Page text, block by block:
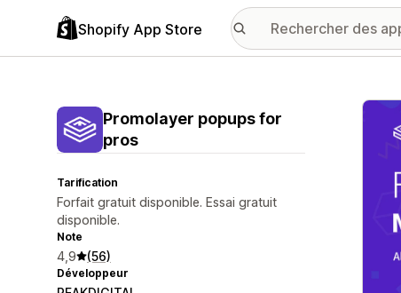
Shopify App Store
Promolayer popups for
pros
Tarification
Forfait gratuit disponible. Essai gratuit
disponible.
Note
4,9 (56)
Développeur